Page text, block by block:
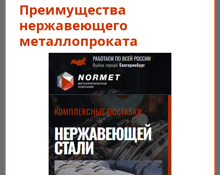
Преимущества
нержавеющего
металлопроката